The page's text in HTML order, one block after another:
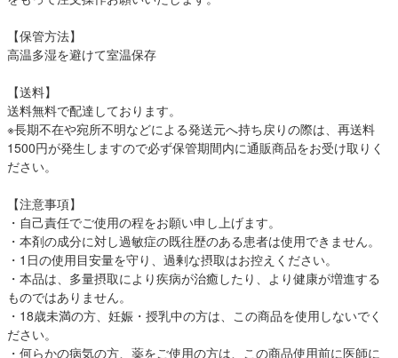
【保管方法】
高温多湿を避けて室温保存
【送料】
送料無料で配達しております。
※長期不在や宛所不明などによる発送元へ持ち戻りの際は、再送料
1500円が発生しますので必ず保管期間内に通販商品をお受け取りく
ださい。
【注意事項】
・自己責任でご使用の程をお願い申し上げます。
・本剤の成分に対し過敏症の既往歴のある患者は使用できません。
・1日の使用目安量を守り、過剰な摂取はお控えください。
・本品は、多量摂取により疾病が治癒したり、より健康が増進する
ものではありません。
・18歳未満の方、妊娠・授乳中の方は、この商品を使用しないでく
ださい。
・何らかの病気の方、薬をご使用の方は、この商品使用前に医師に